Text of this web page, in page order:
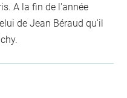
A la fin de l'année
de Jean Béraud qu'il